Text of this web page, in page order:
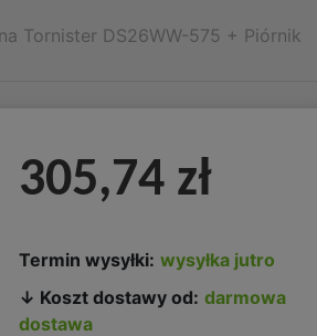
Tornister DS26WW-575 + Piórnik
305,74 zł
Termin wysyłki: wysyłka jutro
↓ Koszt dostawy od: darmowa
dostawa